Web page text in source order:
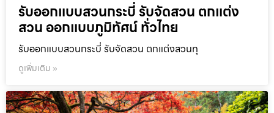
รับออกแบบสวนกระบี่ รับจัดสวน ตกแต่ง
สวน ออกแบบภูมิทัศน์ ทั่วไทย
รับออกแบบสวนกระบี่ รับจัดสวน ตกแต่งสวนทุ
ดูเพิ่มเติม »